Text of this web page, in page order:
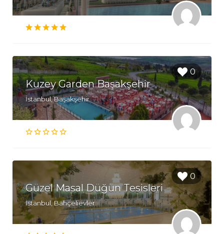
0
Kuzey Garden Başakşehir
İstanbul, Başakşehir
0
Güzel Masal Düğün Tesisleri
İstanbul, Bahçelievler